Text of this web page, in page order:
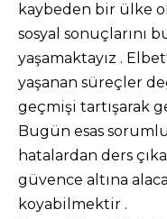
kaybeden bir ülke
sosyal sonuçlarını
yaşamaktayız .
yaşanan süreçler
geçmişi tartışarak
Bugün esas
hatalardan ders
güvence altına
koyabilmektir .